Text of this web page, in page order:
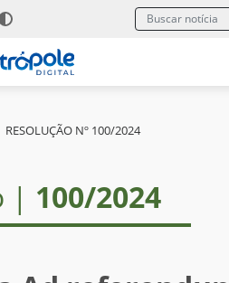
RESOLUÇÃO Nº 100/2024
| 100/2024